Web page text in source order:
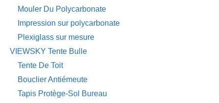
Mouler Du Polycarbonate
Impression sur polycarbonate
Plexiglass sur mesure
VIEWSKY Tente Bulle
Tente De Toit
Bouclier Antiémeute
Tapis Protège-Sol Bureau